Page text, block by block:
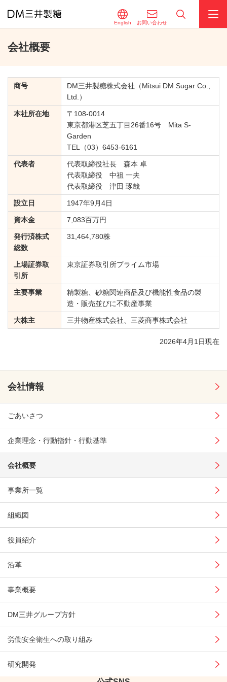
English お問い合わせ
会社概要
商号
DM三井製糖株式会社（Mitsui DM Sugar Co.,
Ltd.）
本社所在地
〒108-0014
東京都港区芝五丁目26番16号 Mita S-
Garden
TEL
（03）6453-6161
代表者
代表取締役社長 森本 卓
代表取締役 中祖 一夫
代表取締役 津田 琢哉
設立日 1947年9月4日
資本金 7,083百万円
発行済株式
総数
31,464,780株
上場証券取
引所
東京証券取引所プライム市場
主要事業
精製糖、砂糖関連商品及び機能性食品の製
造・販売並びに不動産事業
大株主 三井物産株式会社、三菱商事株式会社
2026年4月1日現在
会社情報
ごあいさつ
企業理念・行動指針・行動基準
会社概要
事業所一覧
組織図
役員紹介
沿革
事業概要
DM三井グループ方針
労働安全衛生への取り組み
研究開発